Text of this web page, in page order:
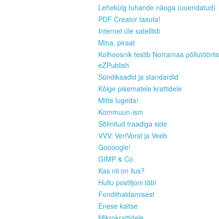
Lehekülg tuhande näoga (uuendatud)
PDF Creator tasuta!
Internet üle satelliidi
Mina, piraat
Kolhoosnik testib Norramaa
eZPublish
Sündikaadid ja standardid
Kõige pisematele krattidele
Mitte lugeda!
Kommuun-ism
Sõlmitud traadiga side
VVV: VeriVorst ja Veeb
Goooogle!
GIMP & Co
Kas nii on ilus?
Hullu postiljoni tõbi
Fondiihaldamisest
Enese kaitse